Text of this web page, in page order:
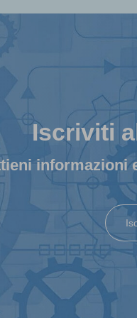
Iscriviti
informazioni